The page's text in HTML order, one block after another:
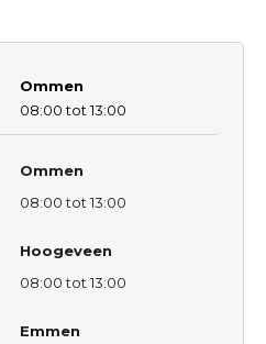
Ommen
08:00 tot 13:00
Ommen
08:00 tot 13:00
Hoogeveen
08:00 tot 13:00
Emmen